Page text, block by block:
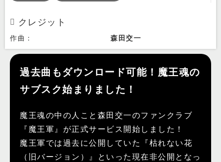
クレジット
作曲： 森田交一
過去曲もダウンロード可能！魔王魂の
サブスク始まりました！
魔王魂の中の人こと森田交一のファンクラブ
『魔王軍』が正式サービス開始しました！
魔王軍では過去に公開していた『枯れない花
（旧バージョン）』といった現在非公開となっ